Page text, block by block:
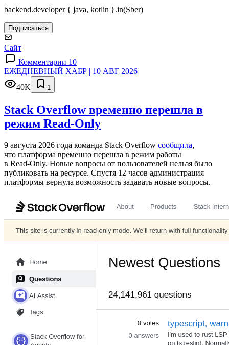
backend.developer { java, kotlin }.in(Sber)
Подписаться
Сайт
Комментарии 10
ЕЖЕДНЕВНЫЙ ХАБР | 10 АВГ 2026
40K
1
Stack Overflow временно перешла в
режим Read-Only
9 августа 2026 года команда Stack Overflow сообщила,
что платформа временно перешла в режим работы
в Read‑Only. Новые вопросы от пользователей нельзя было
публиковать на ресурсе. Спустя 12 часов администрация
платформы вернула возможность задавать новые вопросы.